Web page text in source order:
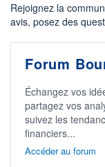
Rejoignez la
avis, posez des
Forum
Échangez vos
partagez vos
suivez les
financiers...
Accéder au forum